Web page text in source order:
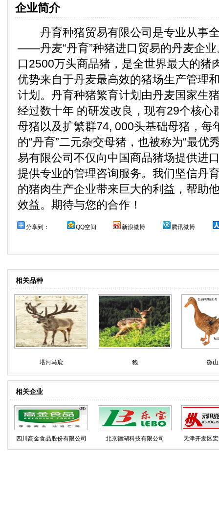
企业简介
丹育种猪贸易有限公司是专业从事全
——丹麦“丹育”种猪进口贸易的丹麦企
口2500万头商品猪，是全世界最大的猪
优势来自于丹麦最高效的猪场生产管理
计划。丹育种猪繁育计划由丹麦国家生
经过数十年 的研发改良，现有29个核心
母猪以及扩繁群74, 000头基础母猪，每
的“丹育”二元杂交母猪，也被称为“最优
易有限公司不仅向中国商品猪场提供进
提供专业的管理咨询服务。我们坚信丹
的猪肉生产企业带来巨大的利益，帮助
效益。期待与您的合作！
分享到： QQ空间 新浪微博 腾讯微博
相关品种
塔河马鹿 狍 微
相关企业
四川高金食品股份有限公司 北京德湖科技有限公司 天津开发区